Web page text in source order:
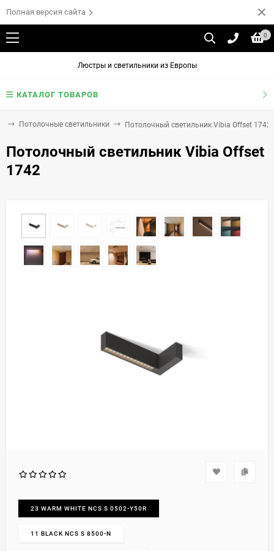
Полная версия сайта
0
Люстры и светильники из Европы
КАТАЛОГ ТОВАРОВ
Потолочные светильники Потолочный светильник Vibia Offset 1742
Потолочный светильник Vibia Offset
1742
23 WARM WHITE NCS S 0502-Y50R
11 BLACK NCS S 8500-N